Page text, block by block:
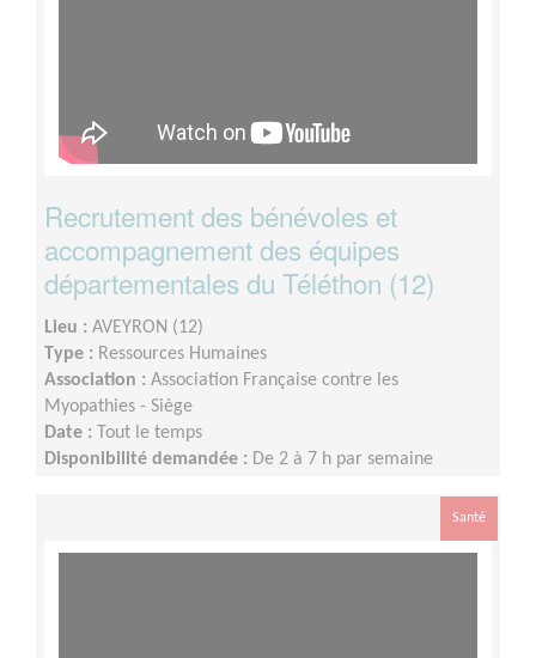
Recrutement des bénévoles et
accompagnement des équipes
départementales du Téléthon (12)
Lieu : AVEYRON (12)
Type : Ressources Humaines
Association : Association Française contre les
Myopathies - Siège
Date :
Tout le temps
Disponibilité demandée : De 2 à 7 h par semaine
Santé